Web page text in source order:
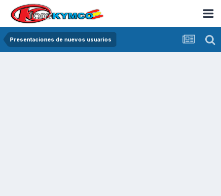
Presentaciones de nuevos usuarios